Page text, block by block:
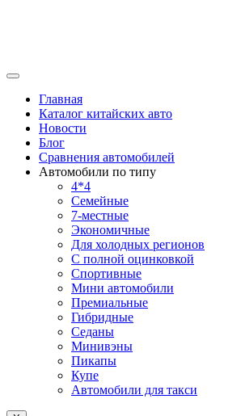
Главная
Каталог китайских авто
Новости
Блог
Сравнения автомобилей
Автомобили по типу
4*4
Семейные
7-местные
Экономичные
Для холодных регионов
С полной оцинковкой
Спортивные
Мини автомобили
Премиальные
Гибридные
Седаны
Минивэны
Пикапы
Купе
Автомобили для такси